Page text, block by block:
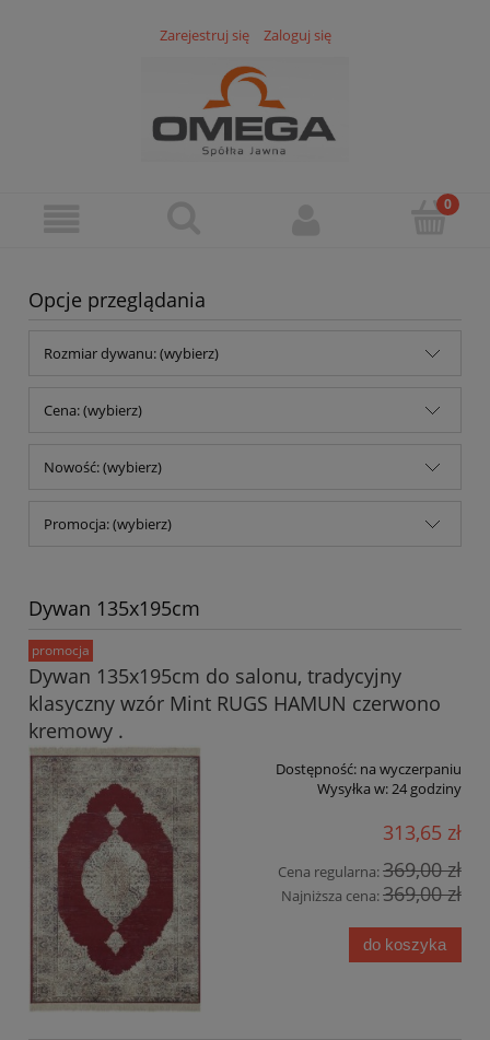
Zarejestruj się Zaloguj się
Opcje przeglądania
Rozmiar dywanu: (wybierz)
Cena: (wybierz)
Nowość: (wybierz)
Promocja: (wybierz)
Dywan 135x195cm
Dywan 135x195cm do salonu, tradycyjny
klasyczny wzór Mint RUGS HAMUN czerwono
kremowy .
Dostępność: na wyczerpaniu
Wysyłka w:24 godziny
313,65 zł
Cena regularna:369,00 zł
Najniższa cena:369,00 zł
do koszyka
promocja